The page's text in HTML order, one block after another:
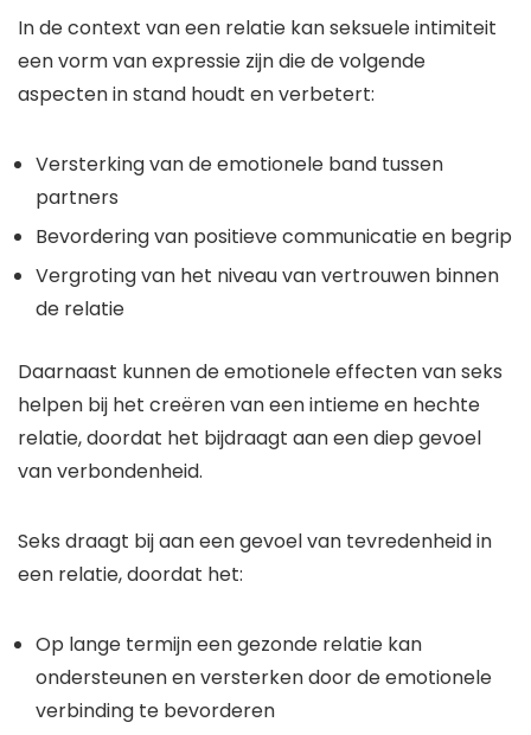
In de context van een relatie kan seksuele intimiteit
een vorm van expressie zijn die de volgende
aspecten in stand houdt en verbetert:
Versterking van de emotionele band tussen
partners
Bevordering van positieve communicatie en begrip
Vergroting van het niveau van vertrouwen binnen
de relatie
Daarnaast kunnen de emotionele effecten van seks
helpen bij het creëren van een intieme en hechte
relatie, doordat het bijdraagt aan een diep gevoel
van verbondenheid.
Seks draagt bij aan een gevoel van tevredenheid in
een relatie, doordat het:
Op lange termijn een gezonde relatie kan
ondersteunen en versterken door de emotionele
verbinding te bevorderen